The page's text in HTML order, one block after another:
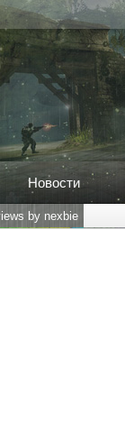
Новости
by nexbie